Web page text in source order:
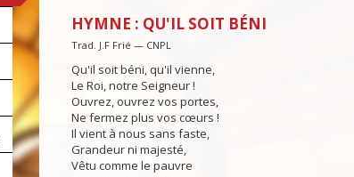
HYMNE : QU'IL SOIT BÉNI
Trad. J.F Frié — CNPL
Qu'il soit béni, qu'il vienne,
Le Roi, notre Seigneur !
Ouvrez, ouvrez vos portes,
Ne fermez plus vos cœurs !
Il vient à nous sans faste,
Grandeur ni majesté,
Vêtu comme le pauvre